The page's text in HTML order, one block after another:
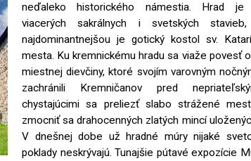
neďaleko historického námestia. Hrad je
viacerých sakrálnych i svetských
najdominantnejšou je gotický kostol sv.
mesta. Ku kremnickému hradu sa viaže povesť
miestnej dievčiny, ktoré svojím varovným
zachránili Kremničanov pred
chystajúcimi sa preliezť slabo strážené
zmocniť sa drahocenných zlatých mincí
V dnešnej dobe už hradné múry nijaké
poklady neskrývajú. Tunajšie pútavé expozície